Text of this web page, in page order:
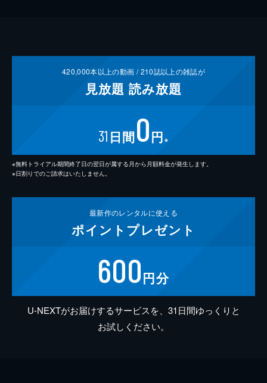
420,000本以上の動画 /210誌以上の雑誌が
見放題 読み放題
31 日間0円 ※
※無料トライアル期間終了日の翌日が属する月から月額料金が発生します。
※日割りでのご請求はいたしません。
最新作のレンタルに使える
ポイント プレゼント
600円分
U-NEXTがお届けするサービスを、31日間ゆっくりと
お試しください。